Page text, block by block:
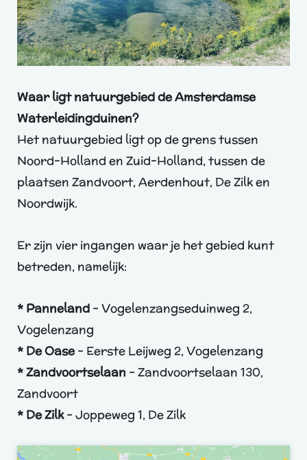
Waar ligt natuurgebied de Amsterdamse
Waterleidingduinen?
Het natuurgebied ligt op de grens tussen
Noord-Holland en Zuid-Holland, tussen de
plaatsen Zandvoort, Aerdenhout, De Zilk en
Noordwijk.
Er zijn vier ingangen waar je het gebied kunt
betreden, namelijk:
* Panneland – Vogelenzangseduinweg 2,
Vogelenzang
* De Oase– Eerste Leijweg 2, Vogelenzang
* Zandvoortselaan – Zandvoortselaan 130,
Zandvoort
* De Zilk– Joppeweg 1, De Zilk